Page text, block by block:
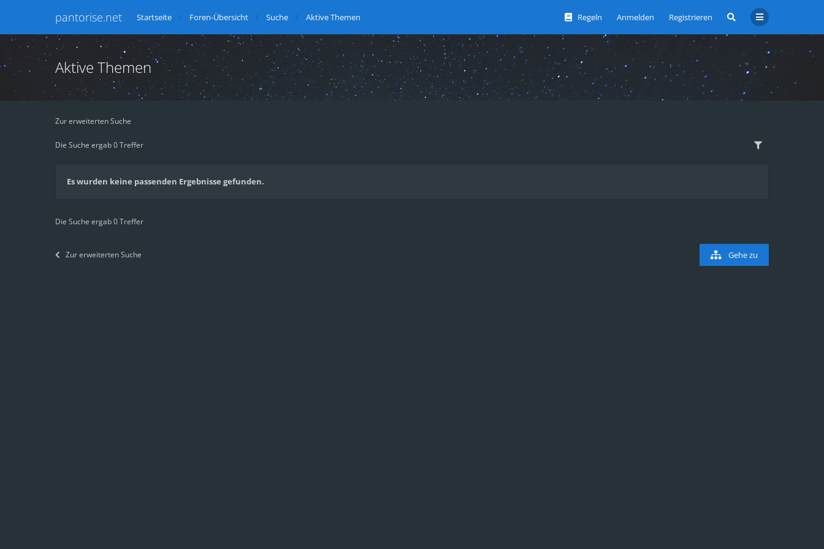
pantorise.net Regeln Anmelden Registrieren
Startseite Foren-Übersicht Suche Aktive Themen
Aktive Themen
Zur erweiterten Suche
Die Suche ergab 0 Treffer
Es wurden keine passenden Ergebnisse gefunden.
Die Suche ergab 0 Treffer
Zur erweiterten Suche Gehe zu